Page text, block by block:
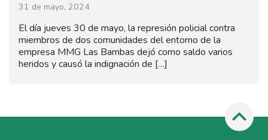
31 de mayo, 2024
El día jueves 30 de mayo, la represión policial contra
miembros de dos comunidades del entorno de la
empresa MMG Las Bambas dejó como saldo varios
heridos y causó la indignación de […]